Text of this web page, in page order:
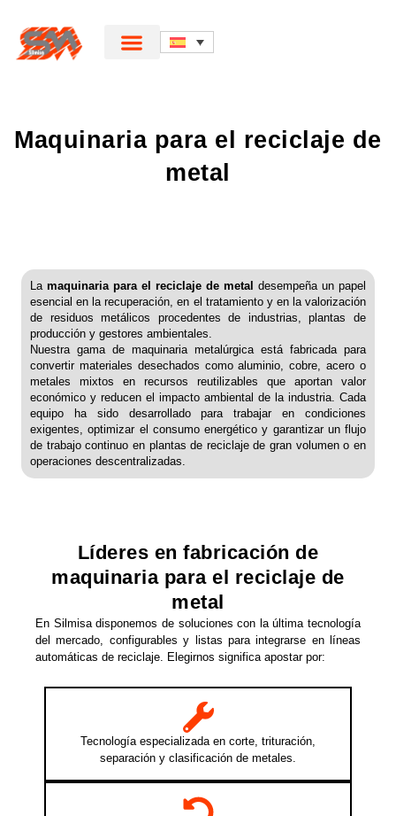
Maquinaria para el reciclaje de
metal
La maquinaria para el reciclaje de metal desempeña un papel
esencial en la recuperación, en el tratamiento y en la valorización
de residuos metálicos procedentes de industrias, plantas de
producción y gestores ambientales.
Nuestra gama de maquinaria metalúrgica está fabricada para
convertir materiales desechados como aluminio, cobre, acero o
metales mixtos en recursos reutilizables que aportan valor
económico y reducen el impacto ambiental de la industria. Cada
equipo ha sido desarrollado para trabajar en condiciones
exigentes, optimizar el consumo energético y garantizar un flujo
de trabajo continuo en plantas de reciclaje de gran volumen o en
operaciones descentralizadas.
Líderes en fabricación de
maquinaria para el reciclaje de
metal
En Silmisa disponemos de soluciones con la última tecnología
del mercado, configurables y listas para integrarse en líneas
automáticas de reciclaje. Elegirnos significa apostar por:
Tecnología especializada en corte, trituración,
separación y clasificación de metales.